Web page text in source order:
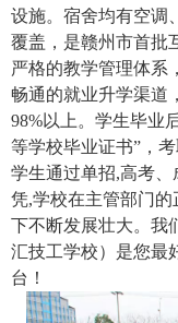
设施。宿舍均有空调
覆盖，是赣州市首批
严格的教学管理体系
畅通的就业升学渠道
98%以上。学生毕业
等学校毕业证书”，
学生通过单招,高考、
凭,学校在主管部门
下不断发展壮大。我
汇技工学校）是您最
台！